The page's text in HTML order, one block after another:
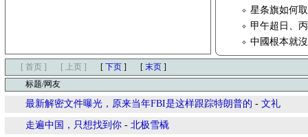
星条旗如何
甲午超日、
中國根本就
[ 首页 ] [ 上页 ] [ 下页 ] [ 末页 ]
标题/网友
最新解密文件曝光，原来当年FBI是这样跟踪特朗普的 - 文礼
走遍中国，只想找到你 - 北极雪橇